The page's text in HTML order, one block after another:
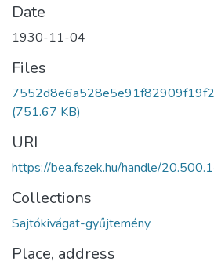
Date
1930-11-04
Files
(751.67 KB)
URI
https://bea.fszek.hu/handle/
Collections
Sajtókivágat-gyűjtemény
Place, address